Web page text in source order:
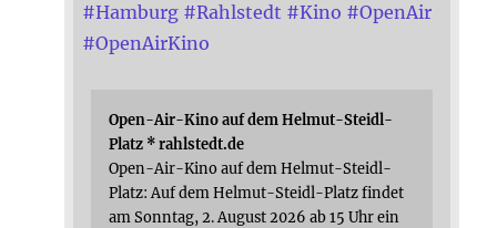
#Hamburg #Rahlstedt #Kino #OpenAir
#OpenAirKino
Open-Air-Kino auf dem Helmut-Steidl-
Platz * rahlstedt.de
Open-Air-Kino auf dem Helmut-Steidl-
Platz: Auf dem Helmut-Steidl-Platz findet
am Sonntag, 2. August 2026 ab 15 Uhr ein